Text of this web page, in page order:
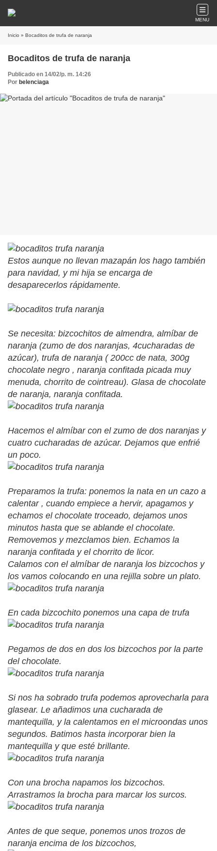
MENU
Inicio » Bocaditos de trufa de naranja
Bocaditos de trufa de naranja
Publicado en 14/02/p. m. 14:26
Por belenciaga
Estos aunque no llevan mazapán los hago también
para navidad, y mi hija se encarga de
desaparecerlos rápidamente.
Se necesita: bizcochitos de almendra, almíbar de
naranja (zumo de dos naranjas, 4cucharadas de
azúcar), trufa de naranja ( 200cc de nata, 300g
chocolate negro , naranja confitada picada muy
menuda, chorrito de cointreau). Glasa de chocolate
de naranja, naranja confitada.
Hacemos el almíbar con el zumo de dos naranjas y
cuatro cucharadas de azúcar. Dejamos que enfrié
un poco.
Preparamos la trufa: ponemos la nata en un cazo a
calentar , cuando empiece a hervir, apagamos y
echamos el chocolate troceado, dejamos unos
minutos hasta que se ablande el chocolate.
Removemos y mezclamos bien. Echamos la
naranja confitada y el chorrito de licor.
Calamos con el almíbar de naranja los bizcochos y
los vamos colocando en una rejilla sobre un plato.
En cada bizcochito ponemos una capa de trufa
Pegamos de dos en dos los bizcochos por la parte
del chocolate.
Si nos ha sobrado trufa podemos aprovecharla para
glasear. Le añadimos una cucharada de
mantequilla, y la calentamos en el microondas unos
segundos. Batimos hasta incorporar bien la
mantequilla y que esté brillante.
Con una brocha napamos los bizcochos.
Arrastramos la brocha para marcar los surcos.
Antes de que seque, ponemos unos trozos de
naranja encima de los bizcochos,